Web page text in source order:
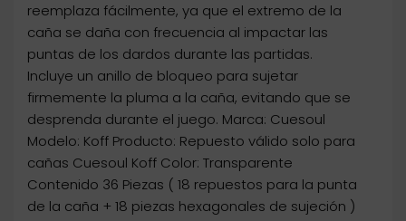
reemplaza fácilmente, ya que el extremo de la
caña se daña con frecuencia al impactar las
puntas de los dardos durante las partidas.
Incluye un anillo de bloqueo para sujetar
firmemente la pluma a la caña, evitando que se
desprenda durante el juego. Marca: Cuesoul
Modelo: Koff Producto: Repuesto válido solo para
cañas Cuesoul Koff Color: Transparente
Contenido 36 Piezas ( 18 repuestos para la punta
de la caña + 18 piezas hexagonales de sujeción )